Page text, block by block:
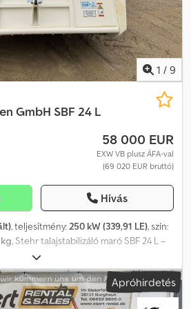
1 / 9
GmbH SBF 24 L
58 000 EUR
EXW VB plusz ÁFA-val
(69 020 EUR bruttó)
Hívás
, teljesítmény:250 kW (339,91 LE), szín:
, Stehr talajstabilizáló maró SBF 24 L –
állapot Crjdpfx Asyzd Rveikef Eladó egy
maró, 2022-es gyártású, nagyon
állapotban. A gépet mindössze kb. 50
könnyű talajmunkákhoz (pl.
Apróhirdetés